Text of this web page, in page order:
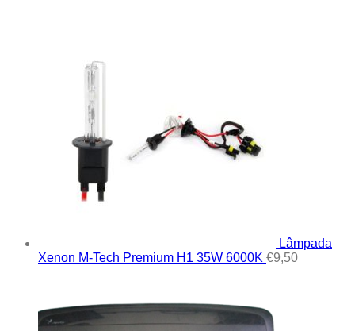
Lâmpada
Xenon M-Tech Premium H1 35W 6000K €9,50